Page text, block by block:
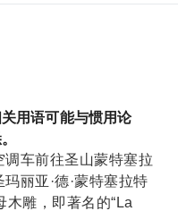
化服务
用语可能与惯用论
车前往圣山蒙特塞拉
丽亚·德·蒙特塞拉特
雕，即著名的“La